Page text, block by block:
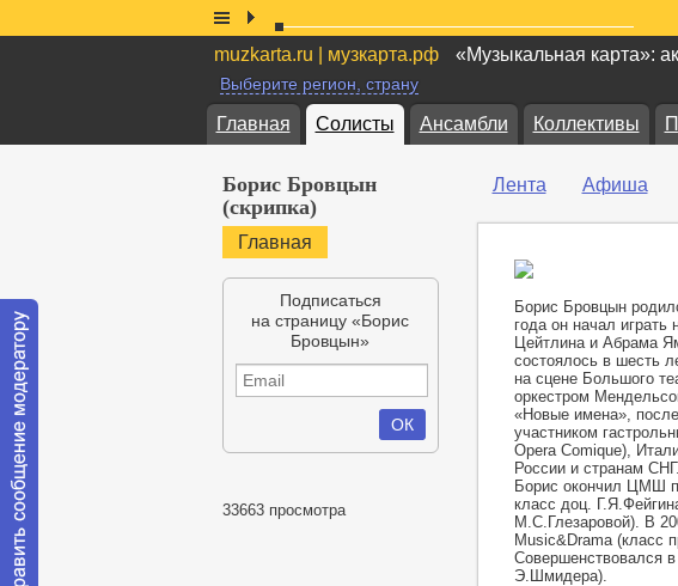
muzkarta.ru | музкарта.рф
«Музыкальная карта»:
Выберите регион, страну
Главная Солисты Ансамбли Коллективы
Борис Бровцын
(скрипка)
Главная
Подписаться
на страницу «Борис
Бровцын»
33663 просмотра
Лента Афиша
Борис Бровцын
года он начал
Цейтлина и Абрама
состоялось в шесть
на сцене Большого
оркестром
«Новые имена»,
участником
Opera Comique),
России и странам СНГ.
Борис окончил ЦМШ
класс доц.
М.С.Глезаровой). В
Music&Drama (класс
Совершенствовался
Э.Шмидера).